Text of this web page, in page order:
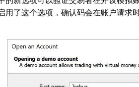
用了这个选项，确认码会在账户请求